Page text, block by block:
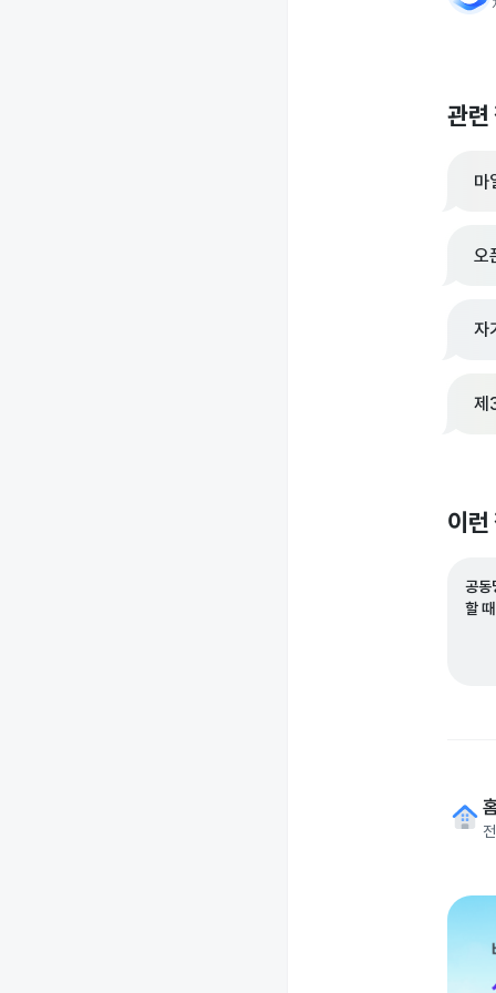
관련
마
오
자
제
이
공동
할